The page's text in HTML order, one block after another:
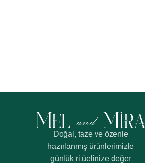
Doğal, taze ve özenle
hazırlanmış ürünlerimizle
günlük ritüelinize değer